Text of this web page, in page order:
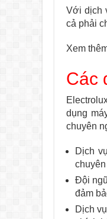
Với dịch
cả phải
Xem
Các
dụng
chuyên
Dịch
Đội
đảm
Dịch